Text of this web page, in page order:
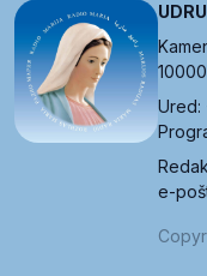
Ured:
e-